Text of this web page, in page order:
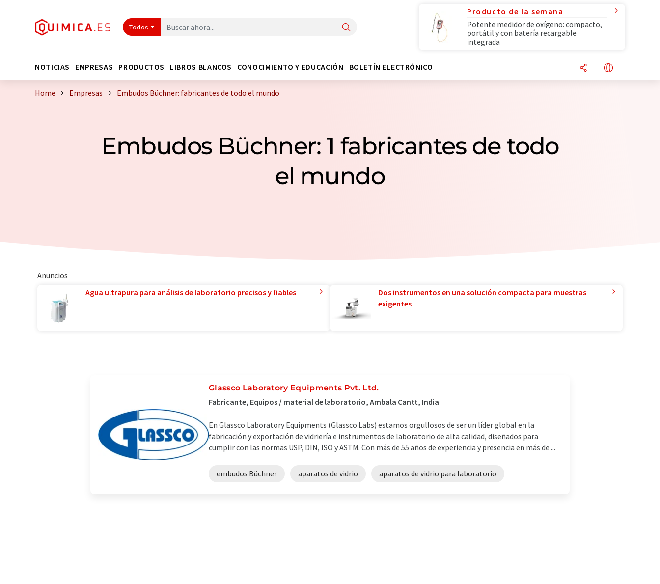
Todos
Producto de la semana
Potente medidor de oxígeno: compacto,
portátil y con batería recargable
integrada
NOTICIAS EMPRESAS PRODUCTOS LIBROS BLANCOS CONOCIMIENTO Y EDUCACIÓN BOLETÍN ELECTRÓNICO
Home Empresas Embudos Büchner: fabricantes de todo el mundo
Embudos Büchner: 1 fabricantes de todo
el mundo
Anuncios
Agua ultrapura para análisis de laboratorio precisos y fiables
Dos instrumentos en una solución compacta para muestras
exigentes
Glassco Laboratory Equipments Pvt. Ltd.
Fabricante, Equipos / material de laboratorio, Ambala Cantt, India
En Glassco Laboratory Equipments (Glassco Labs) estamos orgullosos de ser un líder global en la
fabricación y exportación de vidriería e instrumentos de laboratorio de alta calidad, diseñados para
cumplir con las normas USP, DIN, ISO y ASTM. Con más de 55 años de experiencia y presencia en más de ...
embudos Büchner aparatos de vidrio aparatos de vidrio para laboratorio